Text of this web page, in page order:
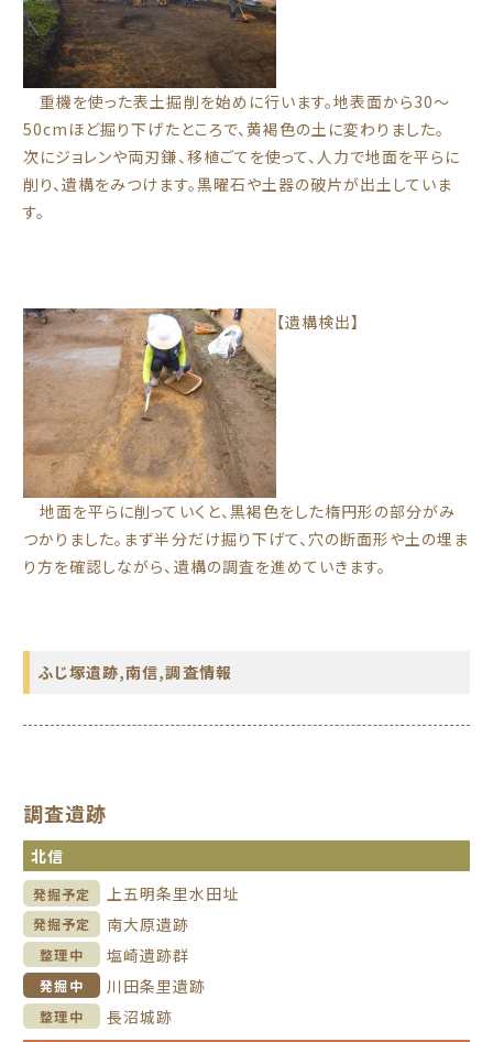
重機を使った表土掘削を始めに行います。地表面から30～
50cmほど掘り下げたところで、黄褐色の土に変わりました。
次にジョレンや両刃鎌、移植ごてを使って、人力で地面を平らに
削り、遺構をみつけます。黒曜石や土器の破片が出土していま
す。
【遺構検出】
地面を平らに削っていくと、黒褐色をした楕円形の部分がみ
つかりました。まず半分だけ掘り下げて、穴の断面形や土の埋ま
り方を確認しながら、遺構の調査を進めていきます。
ふじ塚遺跡,南信,調査情報
調査遺跡
北信
発掘予定 上五明条里水田址
発掘予定 南大原遺跡
整理中 塩崎遺跡群
発掘中 川田条里遺跡
整理中
長沼城跡